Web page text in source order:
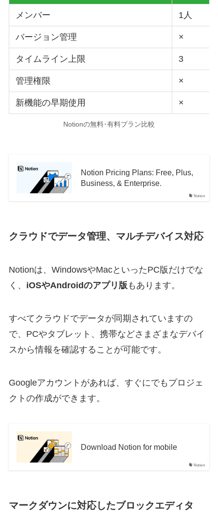
メンバー 1人
バージョン管理 ×
タイムライン上限 3
管理権限 ×
新機能の早期使用 ×
Notionの無料･有料プラン比較
Notion
Notion Pricing Plans: Free, Plus,
Business, & Enterprise.
クラウドでデータ管理、マルチデバイス対応
Notionは、WindowsやMacといったPC版だけでな
く、 iOSやAndroidのアプリ版 もあります。
すべてクラウドでデータが同期されていますの
で、PCやタブレット、携帯などさまざまなデバイ
スから情報を確認することが可能です。
Googleアカウントがあれば、すぐにでもプロジェ
クトの作成ができます。
Notion
Download Notion for mobile
マークダウンに対応したブロックエディタ